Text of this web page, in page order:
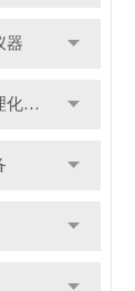
器
水泥、混凝土、土壤理化检测仪器及装置